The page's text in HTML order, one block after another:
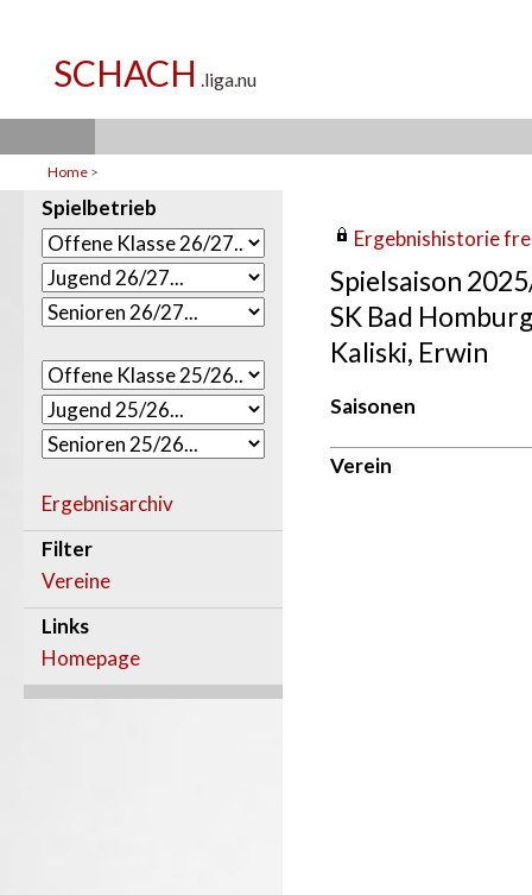
Home >
Spielbetrieb
Ergebnisarchiv
Filter
Vereine
Links
Homepage
Ergebnishistorie
Spielsaison
SK Bad
Kaliski, Erwin
Saisonen
Verein